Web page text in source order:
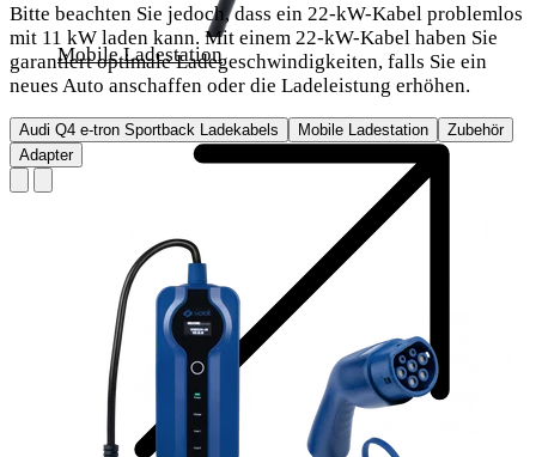
Mobile Ladestation
Bitte beachten Sie jedoch, dass ein 22-kW-Kabel problemlos
mit 11 kW laden kann. Mit einem 22-kW-Kabel haben Sie
garantiert optimale Ladegeschwindigkeiten, falls Sie ein
neues Auto anschaffen oder die Ladeleistung erhöhen.
Audi Q4 e-tron Sportback Ladekabels Mobile Ladestation
Zubehör
Adapter